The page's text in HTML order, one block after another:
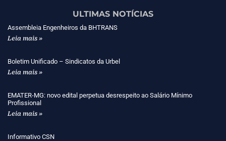
ULTIMAS NOTÍCIAS
Assembleia Engenheiros da BHTRANS
Leia mais »
Boletim Unificado – Sindicatos da Urbel
Leia mais »
EMATER-MG: novo edital perpetua desrespeito ao Salário Mínimo
Profissional
Leia mais »
Informativo CSN